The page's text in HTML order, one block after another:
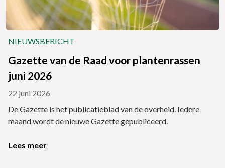
NIEUWSBERICHT
Gazette van de Raad voor plantenrassen
juni 2026
22 juni 2026
De Gazette is het publicatieblad van de overheid. Iedere
maand wordt de nieuwe Gazette gepubliceerd.
Lees meer